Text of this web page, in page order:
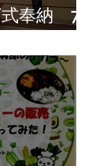
奉納 7月